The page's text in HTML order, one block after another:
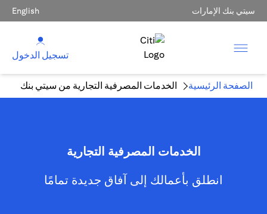
سيتي بنك الإمارات English
تسجيل الدخول
الصفحة الرئيسية الخدمات المصرفية التجارية من سيتي بنك
الخدمات المصرفية التجارية
انطلق بأعمالك إلى آفاق جديدة تمامًا